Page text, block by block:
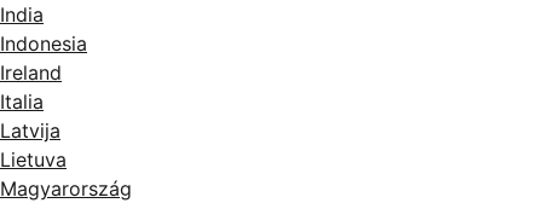
India
Indonesia
Ireland
Italia
Latvija
Lietuva
Magyarország